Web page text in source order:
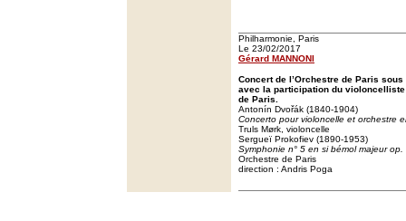
Philharmonie, Paris
Le 23/02/2017
Gérard MANNONI
Concert de l’Orchestre de Paris
avec la participation du
de Paris.
Antonín Dvořák (1840-1904)
Concerto pour violoncelle et orchestre
Truls Mørk, violoncelle
Sergueï Prokofiev (1890-1953)
Symphonie n° 5 en si bémol majeur op.
Orchestre de Paris
direction : Andris Poga